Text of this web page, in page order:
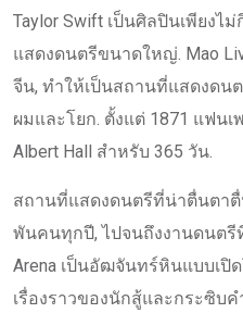
Taylor Swift เป็นศิลปินเพียง
แสดงดนตรีขนาดใหญ่. Mao
จีน, ทำให้เป็นสถานที่แสดงดน
ผมและโยก. ตั้งแต่ 1871 แฟนเ
Albert Hall สำหรับ 365 วัน.
สถานที่แสดงดนตรีที่น่าตื่นตา
พันคนทุกปี, ไปจนถึงงานดนตรี
Arena เป็นอัฒจันทร์หินแบบเปิ
เรื่องราวของนักสู้และกระซิบ